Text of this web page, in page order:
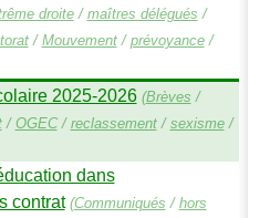
droite/ maîtres délégués /
/ Mouvement/ prévoyance/
2025-2026 (Brèves /
/ OGEC/ reclassement/ sexisme/
dans
contrat (Communiqués / hors